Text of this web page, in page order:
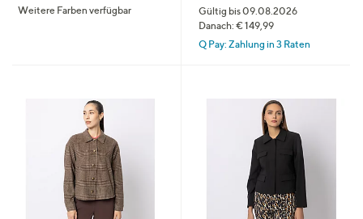
Weitere Farben verfügbar
Gültig bis 09.08.2026
Danach: € 149,99
Q Pay: Zahlung in 3 Raten